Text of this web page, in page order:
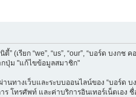
(เรียก “we”, “us”, “our”, “บอร์ด บงก
ปุ่ม "แก้ไขข้อมูลสมาชิก"
านทางเว็บและระบบออนไลน์ของ “บอ
โทรศัพท์ และค่าบริการอินเทอร์เน็ตเอ